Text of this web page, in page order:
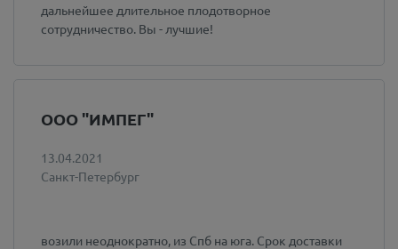
дальнейшее длительное плодотворное
сотрудничество. Вы - лучшие!
ООО "ИМПЕГ"
13.04.2021
Санкт-Петербург
возили неоднократно, из Спб на юга. Срок доставки